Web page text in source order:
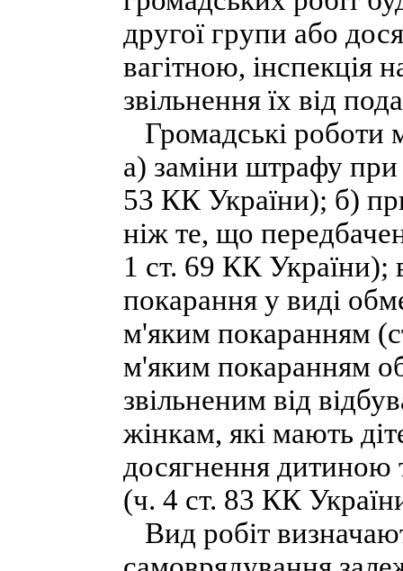
другої групи або
вагітною, інспекція
звільнення їх від
Громадські роботи
а) заміни штрафу
53 КК України); б)
ніж те, що
1 ст. 69 КК України);
покарання у виді
м'яким покаранням
м'яким покаранням
звільненим від
жінкам, які мають
досягнення дитиною
(ч. 4 ст. 83 КК
Вид робіт